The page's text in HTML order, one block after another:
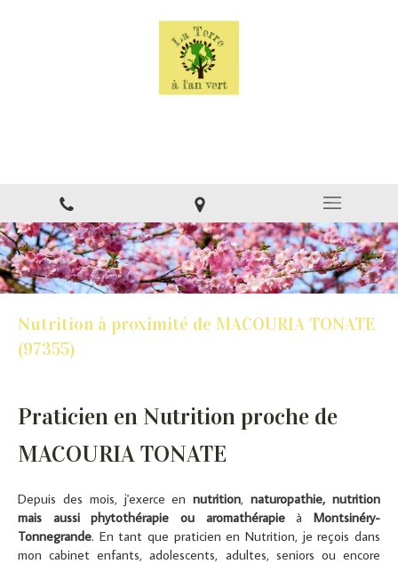
Nutrition à proximité de MACOURIA TONATE
(97355)
Praticien en Nutrition proche de
MACOURIA TONATE
Depuis des mois, j'exerce ennutrition,naturopathie, nutrition
mais aussi phytothérapie ou aromathérapieàMontsinéry-
Tonnegrande. En tant que praticien en Nutrition, je reçois dans
mon cabinet enfants, adolescents, adultes, seniors ou encore